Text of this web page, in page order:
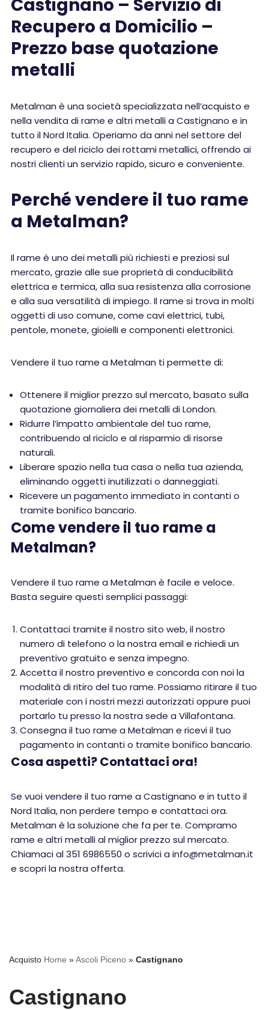
Castignano – Servizio di
Recupero a Domicilio –
Prezzo base quotazione
metalli
Metalman è una società specializzata nell’acquisto e
nella vendita di rame e altri metalli a Castignano e in
tutto il Nord Italia. Operiamo da anni nel settore del
recupero e del riciclo dei rottami metallici, offrendo ai
nostri clienti un servizio rapido, sicuro e conveniente.
Perché vendere il tuo rame
a Metalman?
Il rame è uno dei metalli più richiesti e preziosi sul
mercato, grazie alle sue proprietà di conducibilità
elettrica e termica, alla sua resistenza alla corrosione
e alla sua versatilità di impiego. Il rame si trova in molti
oggetti di uso comune, come cavi elettrici, tubi,
pentole, monete, gioielli e componenti elettronici.
Vendere il tuo rame a Metalman ti permette di:
Ottenere il miglior prezzo sul mercato, basato sulla
quotazione giornaliera dei metalli di London.
Ridurre l’impatto ambientale del tuo rame,
contribuendo al riciclo e al risparmio di risorse
naturali.
Liberare spazio nella tua casa o nella tua azienda,
eliminando oggetti inutilizzati o danneggiati.
Ricevere un pagamento immediato in contanti o
tramite bonifico bancario.
Come vendere il tuo rame a
Metalman?
Vendere il tuo rame a Metalman è facile e veloce.
Basta seguire questi semplici passaggi:
Contattaci tramite il nostro sito web, il nostro
numero di telefono o la nostra email e richiedi un
preventivo gratuito e senza impegno.
Accetta il nostro preventivo e concorda con noi la
modalità di ritiro del tuo rame. Possiamo ritirare il tuo
materiale con i nostri mezzi autorizzati oppure puoi
portarlo tu presso la nostra sede a Villafontana.
Consegna il tuo rame a Metalman e ricevi il tuo
pagamento in contanti o tramite bonifico bancario.
Cosa aspetti? Contattaci ora!
Se vuoi vendere il tuo rame a Castignano e in tutto il
Nord Italia, non perdere tempo e contattaci ora.
Metalman è la soluzione che fa per te. Compramo
rame e altri metalli al miglior prezzo sul mercato.
Chiamaci al 351 6986550 o scrivici a info@metalman.it
e scopri la nostra offerta.
Acquisto Home »Ascoli Piceno » Castignano
Castignano